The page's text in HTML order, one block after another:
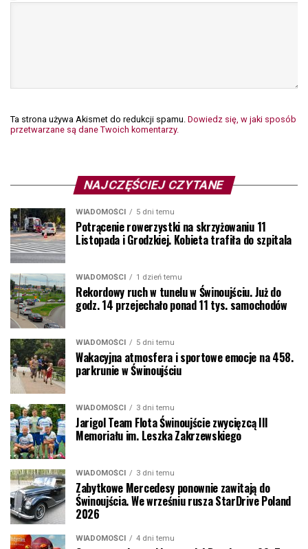
Ta strona używa Akismet do redukcji spamu. Dowiedz się, w jaki sposób
przetwarzane są dane Twoich komentarzy.
NAJCZĘŚCIEJ CZYTANE
WIADOMOŚCI 5 dni temu
Potrącenie rowerzystki na skrzyżowaniu 11
Listopada i Grodzkiej. Kobieta trafiła do szpitala
WIADOMOŚCI 1 dzień temu
Rekordowy ruch w tunelu w Świnoujściu. Już do
godz. 14 przejechało ponad 11 tys. samochodów
WIADOMOŚCI 5 dni temu
Wakacyjna atmosfera i sportowe emocje na 458.
parkrunie w Świnoujściu
WIADOMOŚCI 3 dni temu
Jarigol Team Flota Świnoujście zwycięzcą III
Memoriału im. Leszka Zakrzewskiego
WIADOMOŚCI 3 dni temu
Zabytkowe Mercedesy ponownie zawitają do
Świnoujścia. We wrześniu rusza StarDrive Poland
2026
WIADOMOŚCI 4 dni temu